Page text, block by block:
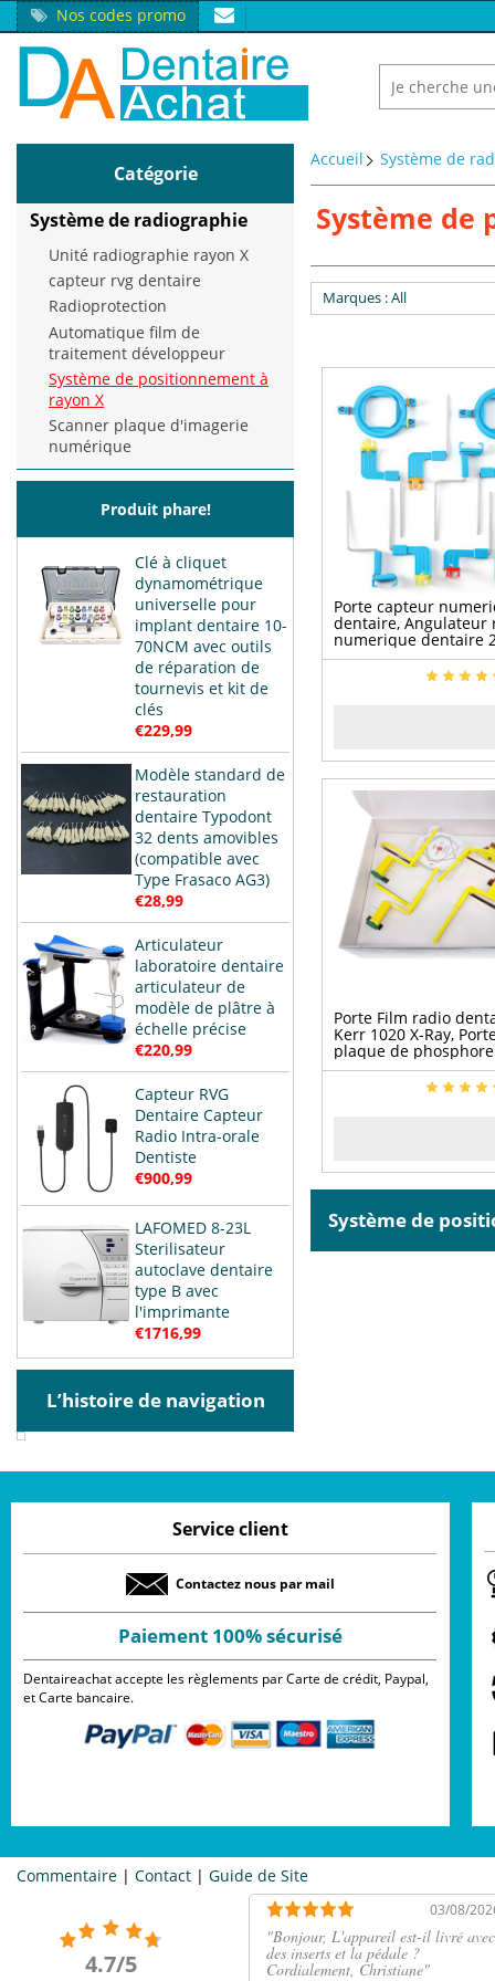
Nos codes promo
Catégorie
Système de radiographie
Unité radiographie rayon X
capteur rvg dentaire
Radioprotection
Automatique film de
traitement développeur
Système de positionnement à
rayon X
Scanner plaque d'imagerie
numérique
Produit phare!
Clé à cliquet
dynamométrique
universelle pour
implant dentaire 10-
70NCM avec outils
de réparation de
tournevis et kit de
clés
€229,99
Modèle standard de
restauration
dentaire Typodont
32 dents amovibles
(compatible avec
Type Frasaco AG3)
€28,99
Articulateur
laboratoire dentaire
articulateur de
modèle de plâtre à
échelle précise
€220,99
Capteur RVG
Dentaire Capteur
Radio Intra-orale
Dentiste
€900,99
LAFOMED 8-23L
Sterilisateur
autoclave dentaire
type B avec
l'imprimante
€1716,99
L’histoire de navigation
Accueil Système de
Système de
Marques : All
Porte capteur
dentaire, Angulateur
numerique dentaire
Porte Film radio
Kerr 1020 X-Ray,
plaque de
Solutions
Système de
Service client
Contactez nous par mail
Paiement 100% sécurisé
Dentaireachat accepte les règlements par Carte de crédit, Paypal,
et Carte bancaire.
Commentaire | Contact | Guide de Site
4.7/5
03/08/
"Bonjour, L'appareil est-il livré avec
des inserts et la pédale ?
Cordialement, Christiane"